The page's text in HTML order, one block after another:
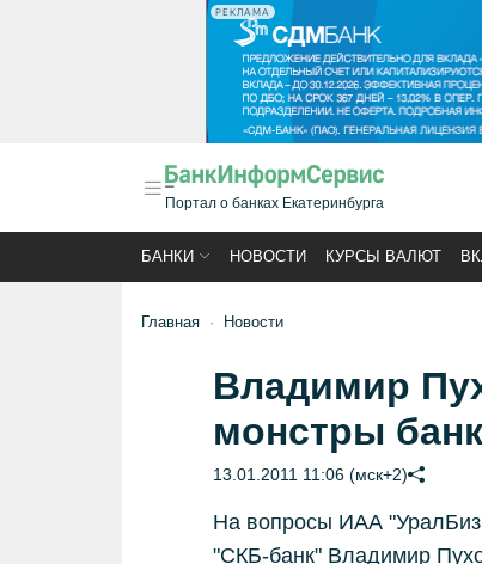
РЕКЛАМА
Портал о банках Екатеринбурга
БАНКИ НОВОСТИ КУРСЫ ВАЛЮТ
Главная Новости
Владимир
монстры
13.01.2011 11:06 (мск+2)
На вопросы ИАА
"СКБ-банк" Владимир